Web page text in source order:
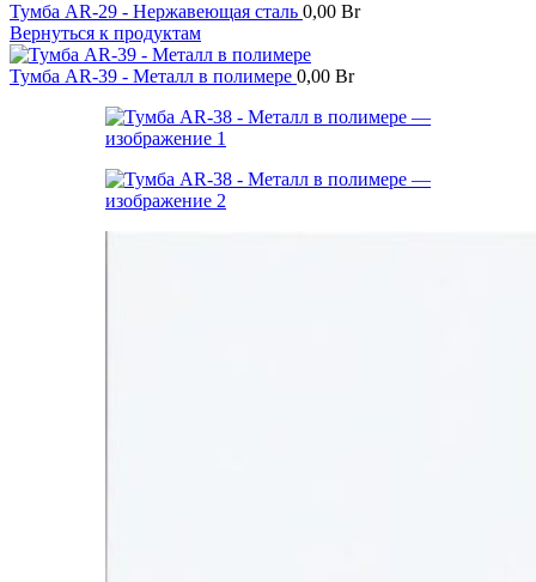
Тумба AR-29 - Нержавеющая сталь 0,00 Br
Вернуться к продуктам
Тумба AR-39 - Металл в полимере 0,00 Br